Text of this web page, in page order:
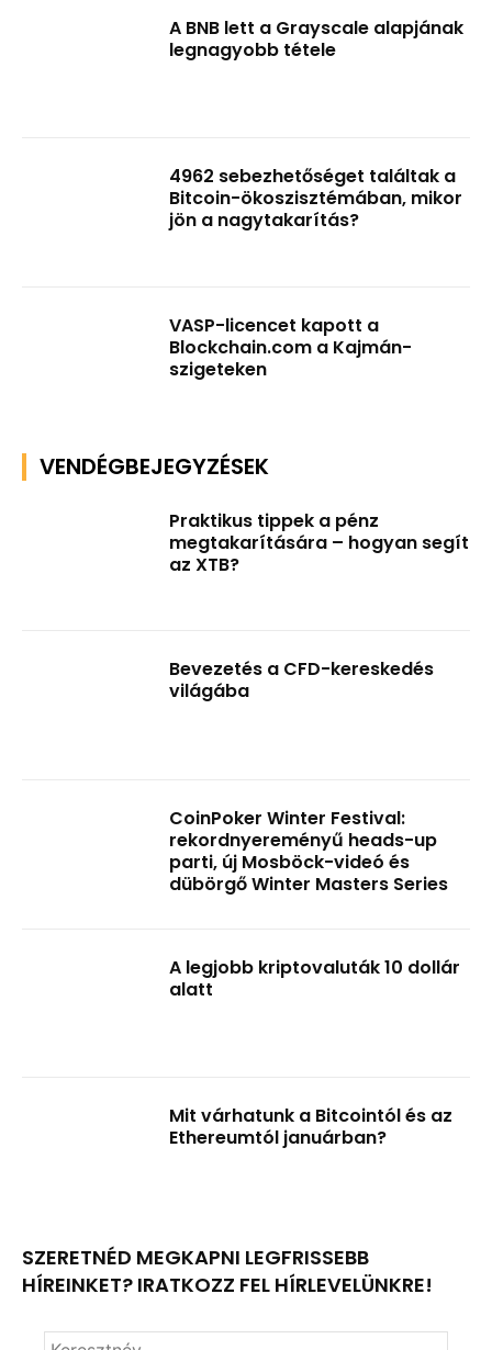
A BNB lett a Grayscale alapjának
legnagyobb tétele
4962 sebezhetőséget találtak a
Bitcoin-ökoszisztémában, mikor
jön a nagytakarítás?
VASP-licencet kapott a
Blockchain.com a Kajmán-
szigeteken
VENDÉGBEJEGYZÉSEK
Praktikus tippek a pénz
megtakarítására – hogyan segít
az XTB?
Bevezetés a CFD-kereskedés
világába
CoinPoker Winter Festival:
rekordnyereményű heads-up
parti, új Mosböck-videó és
dübörgő Winter Masters Series
A legjobb kriptovaluták 10 dollár
alatt
Mit várhatunk a Bitcointól és az
Ethereumtól januárban?
SZERETNÉD MEGKAPNI LEGFRISSEBB
HÍREINKET? IRATKOZZ FEL HÍRLEVELÜNKRE!